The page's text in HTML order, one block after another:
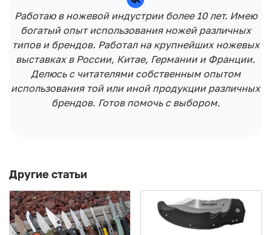
Работаю в ножевой индустрии более 10 лет. Имею
богатый опыт использования ножей различных
типов и брендов. Работал на крупнейших ножевых
выставках в России, Китае, Германии и Франции.
Делюсь с читателями собственным опытом
использования той или иной продукции различных
брендов. Готов помочь с выбором.
Другие статьи